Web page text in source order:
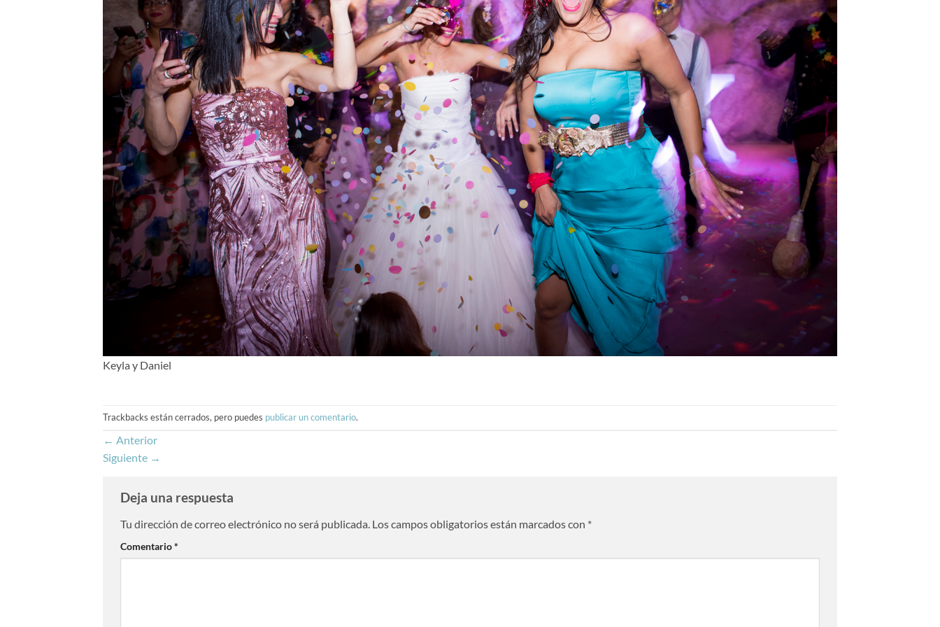
Keyla y Daniel
Trackbacks están cerrados, pero puedes publicar un comentario.
← Anterior
Siguiente →
Deja una respuesta
Tu dirección de correo electrónico no será publicada. Los campos obligatorios están marcados con *
Comentario*